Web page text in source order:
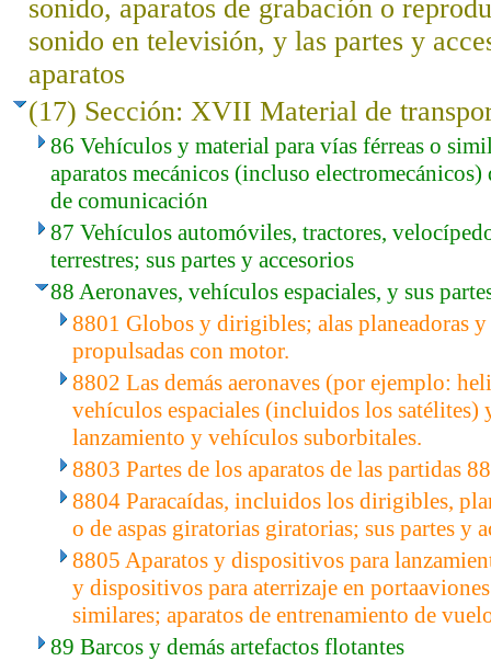
sonido, aparatos de grabación o
sonido en televisión, y las partes y
aparatos
(17) Sección: XVII Material de
86 Vehículos y material para vías férreas o
aparatos mecánicos (incluso
de comunicación
87 Vehículos automóviles, tractores,
terrestres; sus partes y accesorios
88 Aeronaves, vehículos espaciales, y sus
8801 Globos y dirigibles; alas planeadoras y
propulsadas con motor.
8802 Las demás aeronaves (por ejemplo:
vehículos espaciales (incluidos los satélites)
lanzamiento y vehículos suborbitales.
8803 Partes de los aparatos de las partidas
8804 Paracaídas, incluidos los dirigibles,
o de aspas giratorias giratorias; sus partes y
8805 Aparatos y dispositivos para
y dispositivos para aterrizaje en
similares; aparatos de entrenamiento de
89 Barcos y demás artefactos flotantes